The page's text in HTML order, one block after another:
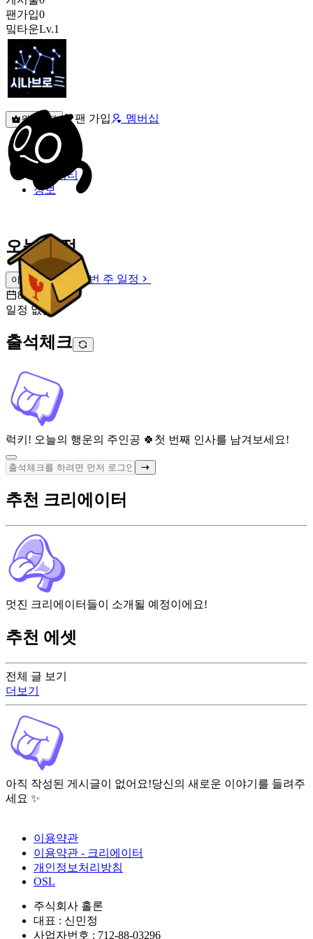
팬가입0
밐타운Lv.1
원픽선택 팬 가입 멤버십
밐타운
피드
커뮤니티
정보
오늘 일정
이번 주 일정
이번 주 일정
8월 7일 [금]
일정 없음
출석체크
럭키! 오늘의 행운의 주인공 🍀 첫 번째 인사를 남겨보세요!
전체 글 보기
더보기
아직 작성된 게시글이 없어요!당신의 새로운 이야기를 들려주
세요 ✨
추천 크리에이터
멋진 크리에이터들이 소개될 예정이에요!
추천 에셋
이용약관
이용약관 - 크리에이터
개인정보처리방침
OSL
주식회사 홀론
대표 : 신민정
사업자번호 : 712-88-03296